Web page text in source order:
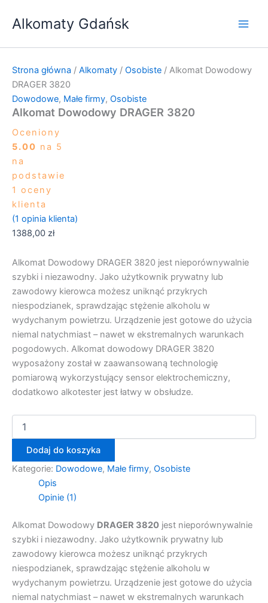
Alkomaty Gdańsk
Strona główna / Alkomaty / Osobiste / Alkomat Dowodowy
DRAGER 3820
Dowodowe, Małe firmy, Osobiste
Alkomat Dowodowy DRAGER 3820
Oceniony
5.00 na 5
na
podstawie
1 oceny
klienta
(1 opinia klienta)
1388,00 zł
Alkomat Dowodowy DRAGER 3820 jest nieporównywalnie
szybki i niezawodny. Jako użytkownik prywatny lub
zawodowy kierowca możesz uniknąć przykrych
niespodzianek, sprawdzając stężenie alkoholu w
wydychanym powietrzu. Urządzenie jest gotowe do użycia
niemal natychmiast – nawet w ekstremalnych warunkach
pogodowych. Alkomat dowodowy DRAGER 3820
wyposażony został w zaawansowaną technologię
pomiarową wykorzystujący sensor elektrochemiczny,
dodatkowo alkotester jest łatwy w obsłudze.
Alkomat
Dowodowy
Dodaj do koszyka
Kategorie: Dowodowe, Małe firmy, Osobiste
Opis
Opinie (1)
Alkomat Dowodowy DRAGER 3820 jest nieporównywalnie
szybki i niezawodny. Jako użytkownik prywatny lub
zawodowy kierowca możesz uniknąć przykrych
niespodzianek, sprawdzając stężenie alkoholu w
wydychanym powietrzu. Urządzenie jest gotowe do użycia
niemal natychmiast – nawet w ekstremalnych warunkach